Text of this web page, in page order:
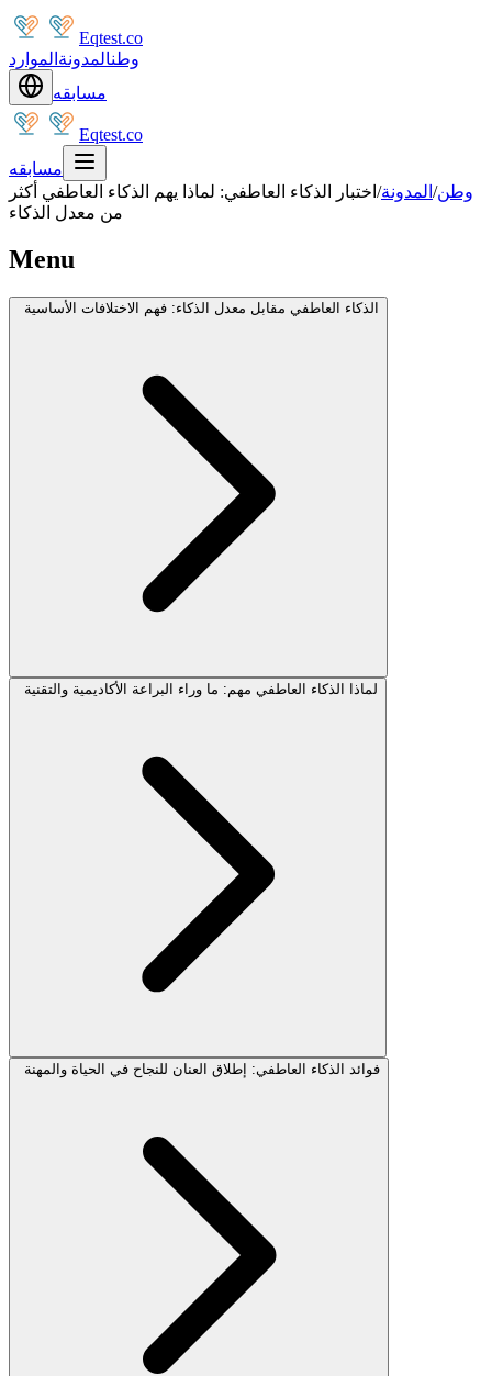
Eqtest.co
وطنالمدونة الموارد
مسابقه
Eqtest.co
مسابقه
وطن/ المدونة/ اختبار الذكاء العاطفي: لماذا يهم الذكاء العاطفي أكثر
من معدل الذكاء
Menu
الذكاء العاطفي مقابل معدل الذكاء: فهم الاختلافات الأساسية
لماذا الذكاء العاطفي مهم: ما وراء البراعة الأكاديمية والتقنية
فوائد الذكاء العاطفي: إطلاق العنان للنجاح في الحياة والمهنة